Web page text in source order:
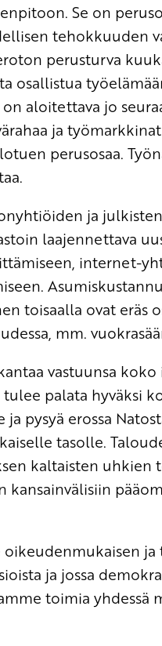
Se on
tehokkuuden
perusturva
osallistua
aloitettava jo
ja
perusosaa.
ja
laajennettava
internet-
toisaalla ovat eräs
mm.
vastuunsa
tulee palata hyväksi
pysyä erossa
tasolle.
kaltaisten uhkien
ja
ja jossa
toimia yhdessä